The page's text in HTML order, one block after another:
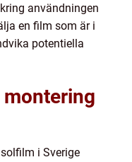
användningen
en film som är i
potentiella
i Sverige